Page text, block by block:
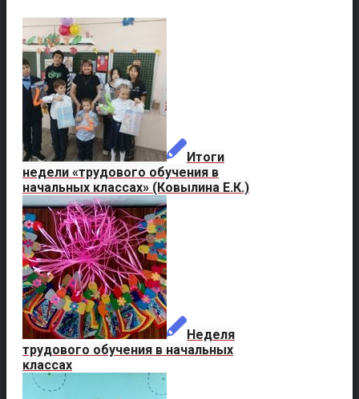
Итоги
недели «трудового обучения в
начальных классах» (Ковылина Е.К.)
Неделя
трудового обучения в начальных
классах